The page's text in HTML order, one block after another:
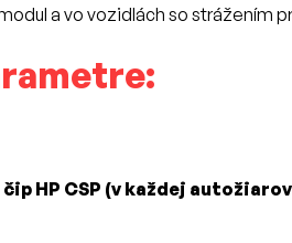
a vo vozidlách so strážením
čip HP CSP (v každej